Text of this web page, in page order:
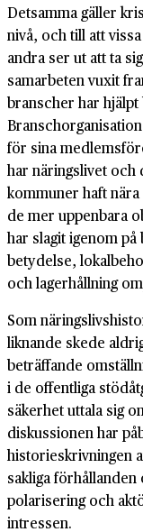
Detsamma gäller
nivå, och till att
andra ser ut att ta
samarbeten vuxit
branscher har
för sina
har näringslivet och
kommuner haft
de mer uppenbara
har slagit igenom
betydelse,
och lagerhållning
Som
liknande skede
beträffande
i de offentliga
säkerhet uttala sig
diskussionen har
historieskrivningen
sakliga
polarisering och
intressen.